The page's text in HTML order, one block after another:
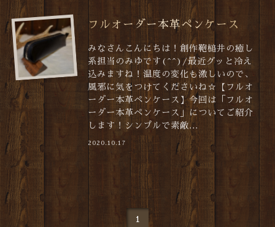
フルオーダー本革ペンケース
みなさんこんにちは！創作鞄槌井の癒し
系担当のみゆです(^^)/最近グッと冷え
込みますね！温度の変化も激しいので、
風邪に気をつけてくださいね☆【フルオ
ーダー本革ペンケース】今回は「フルオ
ーダー本革ペンケース」についてご紹介
します！シンプルで素敵...
2020.10.17
1